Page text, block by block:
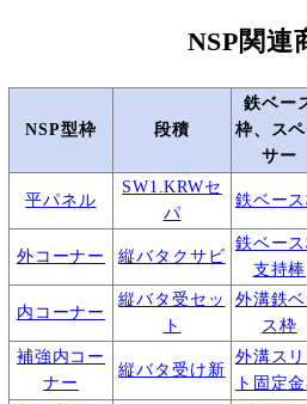
NSP関連
NSP型枠 段積
鉄ベー
枠、ス
サー
平パネル
SW1.KRWセ
パ
鉄ベー
外コーナー 縦バタクサビ
鉄ベー
支持棒
内コーナー
縦バタ受セッ
ト
外溝鉄ベ
ス枠
補強内コー
ナー
縦バタ受け新
外溝スリ
ト固定